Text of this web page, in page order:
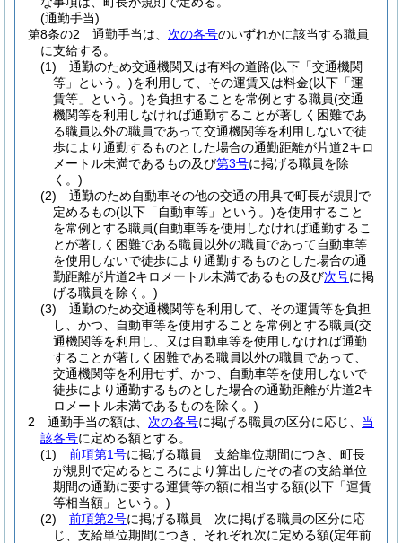
(通勤手当)
第8条の2
通勤手当は、 次の各号のいずれかに該当する職員
に支給する。
(1)
通勤のため交通機関又は有料の道路(以下「交通機関
等」という。)を利用して、その運賃又は料金(以下「運
賃等」という。)を負担することを常例とする職員(交通
機関等を利用しなければ通勤することが著しく困難であ
る職員以外の職員であって交通機関等を利用しないで徒
歩により通勤するものとした場合の通勤距離が片道2キロ
メートル未満であるもの及び第3号に掲げる職員を除
く。)
(2)
通勤のため自動車その他の交通の用具で町長が規則で
定めるもの(以下「自動車等」という。)を使用すること
を常例とする職員(自動車等を使用しなければ通勤するこ
とが著しく困難である職員以外の職員であって自動車等
を使用しないで徒歩により通勤するものとした場合の通
勤距離が片道2キロメートル未満であるもの及び次号に掲
げる職員を除く。)
(3)
通勤のため交通機関等を利用して、その運賃等を負担
し、かつ、自動車等を使用することを常例とする職員(交
通機関等を利用し、又は自動車等を使用しなければ通勤
することが著しく困難である職員以外の職員であって、
交通機関等を利用せず、かつ、自動車等を使用しないで
徒歩により通勤するものとした場合の通勤距離が片道2キ
ロメートル未満であるものを除く。)
2
通勤手当の額は、 次の各号に掲げる職員の区分に応じ、 当
該各号に定める額とする。
(1)
前項第1号に掲げる職員 支給単位期間につき、町長
が規則で定めるところにより算出したその者の支給単位
期間の通勤に要する運賃等の額に相当する額(以下「運賃
等相当額」という。)
(2)
前項第2号に掲げる職員 次に掲げる職員の区分に応
じ、支給単位期間につき、それぞれ次に定める額(定年前